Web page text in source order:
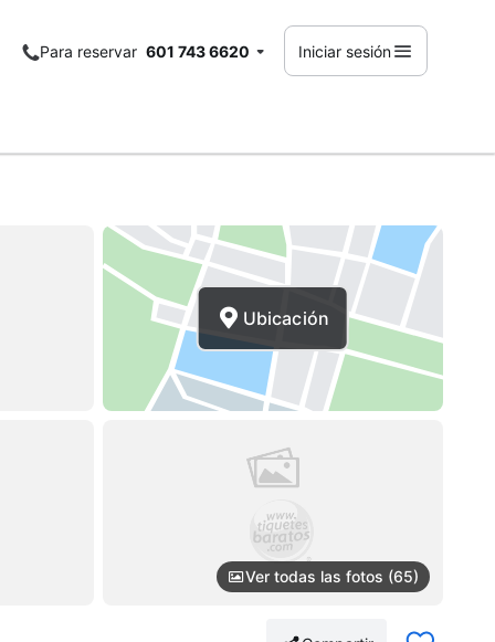
Para reservar 601 743 6620 Iniciar sesión
Ver todas las fotos (65)
Ubicación